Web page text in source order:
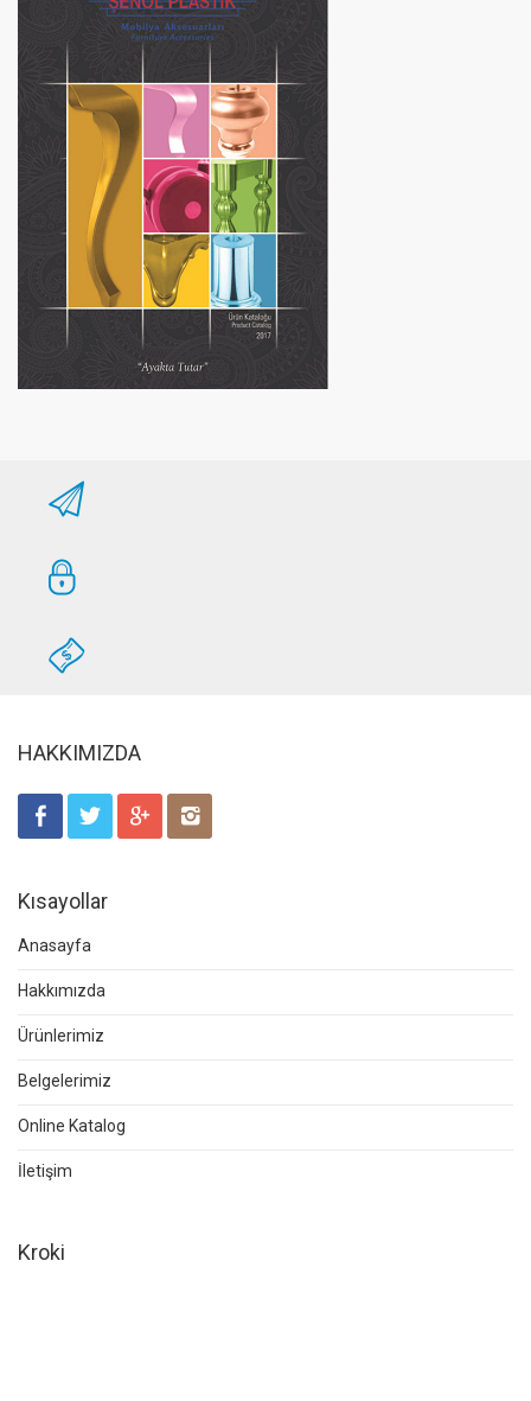
HAKKIMIZDA
Kısayollar
Anasayfa
Hakkımızda
Ürünlerimiz
Belgelerimiz
Online Katalog
İletişim
Kroki